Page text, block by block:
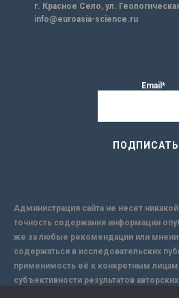
г. Красное Село, ул.
info@euroasia-science.ru
Email*
Администрация сайта не несет
точность содержания информации
же за любые рекомендации или
содержаться в исследовательских
применимость её к конкретным
субъективности результатов